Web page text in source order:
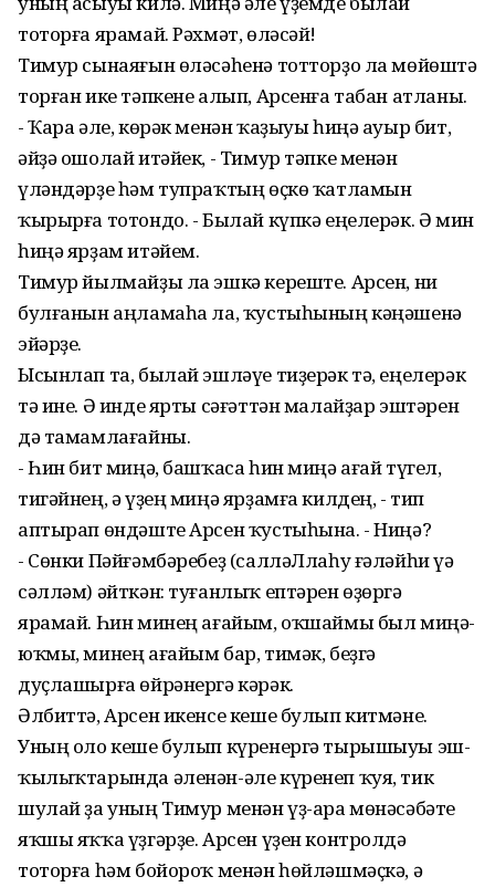
тоторға ярамай. Рәхмәт, өләсәй!
Тимур сынаяғын өләсәһенә тотторҙо ла мөйөштә
торған ике тәпкене алып, Арсенға табан атланы.
- Ҡара әле, көрәк менән ҡаҙыуы һиңә ауыр бит,
әйҙә ошолай итәйек, - Тимур тәпке менән
үләндәрҙе һәм тупраҡтың өҫкө ҡатламын
ҡырырға тотондо. - Былай күпкә еңелерәк. Ә мин
һиңә ярҙам итәйем.
Тимур йылмайҙы ла эшкә кереште. Арсен, ни
булғанын аңламаһа ла, ҡустыһының кәңәшенә
эйәрҙе.
Ысынлап та, былай эшләүе тиҙерәк тә, еңелерәк
тә ине. Ә инде ярты сәғәттән малайҙар эштәрен
дә тамамлағайны.
- Һин бит миңә, башҡаса һин миңә ағай түгел,
тигәйнең, ә үҙең миңә ярҙамға килдең, - тип
аптырап өндәште Арсен ҡустыһына. - Ниңә?
- Сөнки Пәйғәмбәребеҙ (салләЛлаһу ғәләйһи үә
сәлләм) әйткән: туғанлыҡ ептәрен өҙөргә
ярамай. Һин минең ағайым, оҡшаймы был миңә-
юҡмы, минең ағайым бар, тимәк, беҙгә
дуҫлашырға өйрәнергә кәрәк.
Әлбиттә, Арсен икенсе кеше булып китмәне.
Уның оло кеше булып күренергә тырышыуы эш-
ҡылыҡтарында әленән-әле күренеп ҡуя, тик
шулай ҙа уның Тимур менән үҙ-ара мөнәсәбәте
яҡшы яҡҡа үҙгәрҙе. Арсен үҙен контролдә
тоторға һәм бойороҡ менән һөйләшмәҫкә, ә